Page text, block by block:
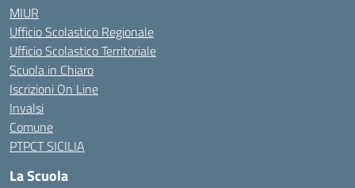
MIUR
Ufficio Scolastico Regionale
Ufficio Scolastico Territoriale
Scuola in Chiaro
Iscrizioni On Line
Invalsi
Comune
PTPCT SICILIA
La Scuola